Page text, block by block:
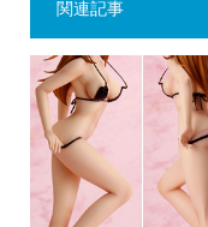
関連記事